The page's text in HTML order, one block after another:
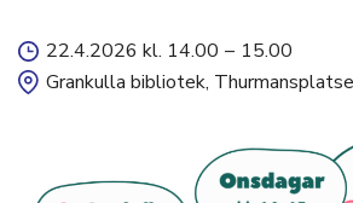
22.4.2026 kl. 14.00 – 15.00
Grankulla bibliotek,